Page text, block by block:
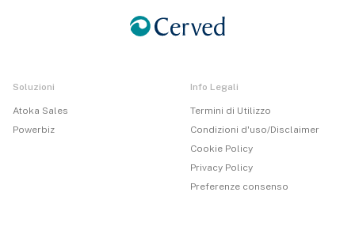
Soluzioni
Atoka Sales
Powerbiz
Info Legali
Termini di Utilizzo
Condizioni d'uso/Disclaimer
Cookie Policy
Privacy Policy
Preferenze consenso